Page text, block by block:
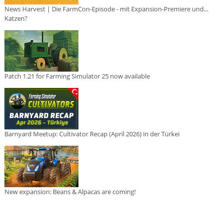
News Harvest | Die FarmCon-Episode - mit Expansion-Premiere und...
Katzen?
Patch 1.21 for Farming Simulator 25 now available
Barnyard Meetup: Cultivator Recap (April 2026) in der Türkei
New expansion: Beans & Alpacas are coming!